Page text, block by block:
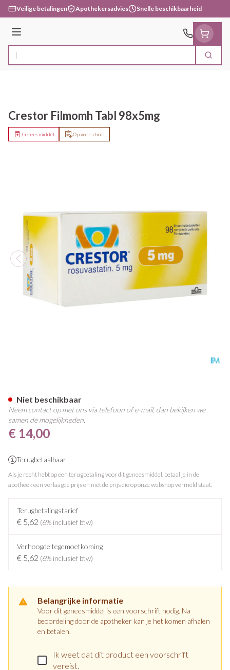
Ga naar de inhoud
Veilige betalingen Apothekersadvies Snelle beschikbaarheid
Menu
Product, merk, categorie... Zoek
Crestor Filmomh Tabl 98x5mg
Op voorschrift
Geneesmiddel
€ 14,00
Terugbetaalbaar
Als je recht hebt op een terugbetaling voor dit geneesmiddel, betaal je in de
apotheek een verlaagde prijs en niet de prijs die op onze webshop vermeld staat.
Terugbetalingstarief
€ 5,62 (6% inclusief btw)
Verhoogde tegemoetkoming
€ 5,62 (6% inclusief btw)
Belangrijke informatie
Voor dit geneesmiddel is een voorschrift nodig. Na
beoordeling door de apotheker kan je het komen afhalen
en betalen.
Ik weet dat dit product een voorschrift
vereist.
Niet beschikbaar
Neem contact op met ons via telefoon of e-mail, dan bekijken we
samen de mogelijkheden.